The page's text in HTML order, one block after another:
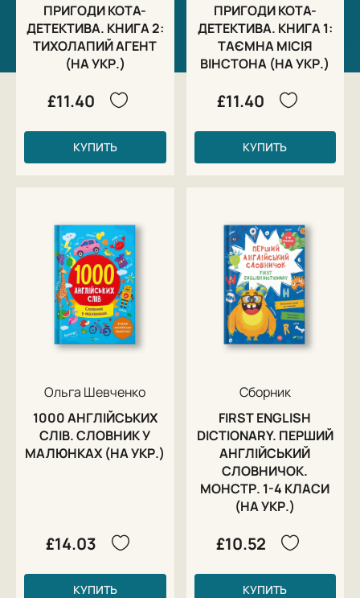
ПРИГОДИ КОТА-
ДЕТЕКТИВА. КНИГА 2:
ТИХОЛАПИЙ АГЕНТ
(НА УКР.)
£11.40
КУПИТЬ
ПРИГОДИ КОТА-
ДЕТЕКТИВА. КНИГА 1:
ТАЄМНА МІСІЯ
ВІНСТОНА (НА УКР.)
£11.40
КУПИТЬ
Ольга Шевченко
1000 АНГЛІЙСЬКИХ
СЛІВ. СЛОВНИК У
МАЛЮНКАХ (НА УКР.)
£14.03
КУПИТЬ
Сборник
FIRST ENGLISH
DICTIONARY. ПЕРШИЙ
АНГЛІЙСЬКИЙ
СЛОВНИЧОК.
МОНСТР. 1-4 КЛАСИ
(НА УКР.)
£10.52
КУПИТЬ